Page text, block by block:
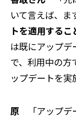
いて言えば、ま
トを適用するこ
は既にアップデ
で、利用中の方
ップデートを実
原
「アップ